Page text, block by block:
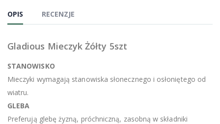
OPIS RECENZJE
Gladious Mieczyk Żółty 5szt
STANOWISKO
Mieczyki wymagają stanowiska słonecznego i osłoniętego od
wiatru.
GLEBA
Preferują glebę żyzną, próchniczną, zasobną w składniki